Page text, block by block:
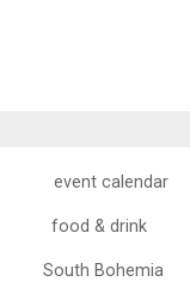
event calendar
food & drink
South Bohemia